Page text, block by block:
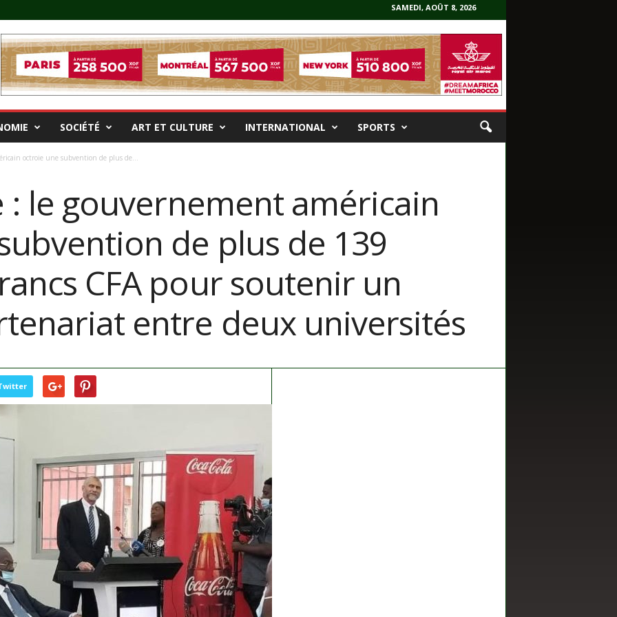
SAMEDI, AOÛT 8, 2026
SOCIÉTÉ ART ET CULTURE INTERNATIONAL SPORTS
octroie une subvention de plus de...
: le gouvernement américain
de plus de 139
CFA pour soutenir un
entre deux universités